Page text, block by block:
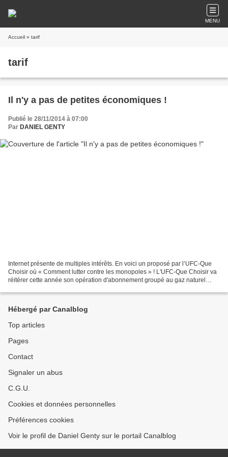
MENU
Accueil » tarif
tarif
Il n'y a pas de petites économiques !
Publié le 28/11/2014 à 07:00
Par DANIEL GENTY
Internet présente de multiples intérêts. En voici un proposé par l’UFC-Que
Choisir où « Comment lutter contre les monopoles » ! L'UFC-Que Choisir va
réitérer cette année son opération d'abonnement groupé au gaz naturel
Hébergé par Canalblog
Top articles
Pages
Contact
Signaler un abus
C.G.U.
Cookies et données personnelles
Préférences cookies
Voir le profil de Daniel Genty sur le portail Canalblog